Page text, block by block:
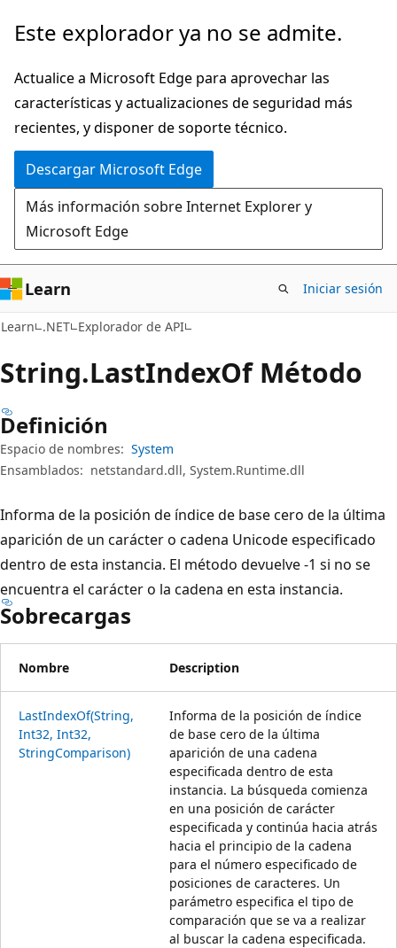
Ir
contenido
principal
Ir
la
navegación
en
la
página
Este explorador ya no se admite.
Actualice a Microsoft Edge para aprovechar las
características y actualizaciones de seguridad más
recientes, y disponer de soporte técnico.
Descargar Microsoft Edge
Más información sobre Internet Explorer y
Microsoft Edge
Learn Iniciar sesión
Learn .NET Explorador de API
String.LastIndexOf Método
Definición
Espacio de nombres: System
Ensamblados: netstandard.dll, System.Runtime.dll
Informa de la posición de índice de base cero de la última
aparición de un carácter o cadena Unicode especificado
dentro de esta instancia. El método devuelve -1 si no se
encuentra el carácter o la cadena en esta instancia.
Sobrecargas
Nombre Description
LastIndexOf(String,
Int32, Int32,
StringComparison)
Informa de la posición de índice
de base cero de la última
aparición de una cadena
especificada dentro de esta
instancia. La búsqueda comienza
en una posición de carácter
especificada y continúa hacia atrás
hacia el principio de la cadena
para el número especificado de
posiciones de caracteres. Un
parámetro especifica el tipo de
comparación que se va a realizar
al buscar la cadena especificada.